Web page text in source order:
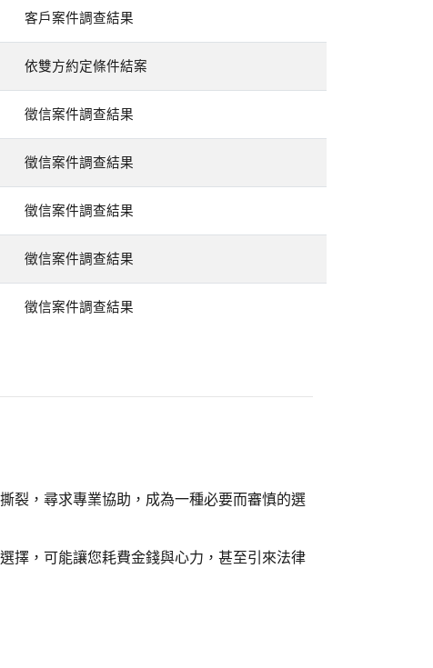
客戶案件調查結果
依雙方約定條件結案
徵信案件調查結果
徵信案件調查結果
徵信案件調查結果
徵信案件調查結果
徵信案件調查結果
裂，尋求專業協助，成為一種必要而審慎的選
擇，可能讓您耗費金錢與心力，甚至引來法律